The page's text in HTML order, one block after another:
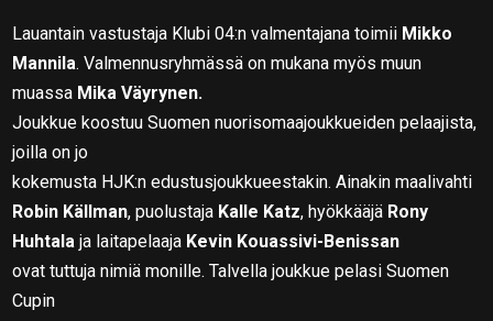
Lauantain vastustaja Klubi 04:n valmentajana toimii Mikko
Mannila. Valmennusryhmässä on mukana myös muun
muassa Mika Väyrynen.
Joukkue koostuu Suomen nuorisomaajoukkueiden pelaajista,
joilla on jo
kokemusta HJK:n edustusjoukkueestakin. Ainakin maalivahti
Robin Källman, puolustaja Kalle Katz, hyökkääjä Rony
Huhtala ja laitapelaaja Kevin Kouassivi-Benissan
ovat tuttuja nimiä monille. Talvella joukkue pelasi Suomen
Cupin